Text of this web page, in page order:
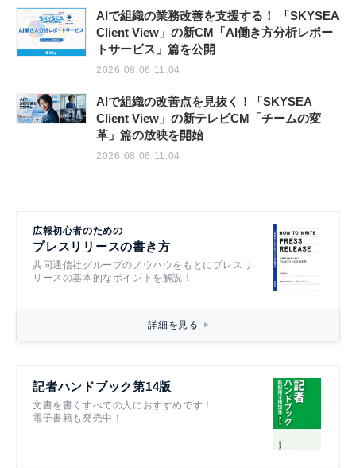
AIで組織の業務改善を支援する！ 「SKYSEA
Client View」の新CM「AI働き方分析レポー
トサービス」篇を公開
2026.08.06 11:04
AIで組織の改善点を見抜く！「SKYSEA
Client View」の新テレビCM「チームの変
革」篇の放映を開始
2026.08.06 11:04
広報初心者のための
プレスリリースの書き方
共同通信社グループのノウハウをもとにプレスリ
リースの基本的なポイントを解説！
詳細を見る
記者ハンドブック第14版
文書を書くすべての人におすすめです！
電子書籍も発売中！